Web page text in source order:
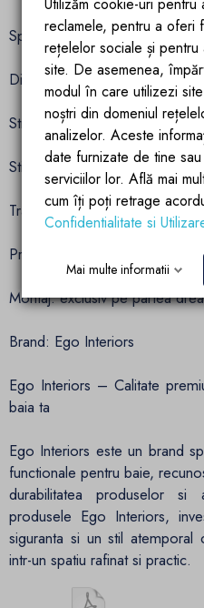
Specificatii tehnice:
Dimensiuni: 1300 x 1400 mm
Structura: 3 panouri pliabile,
Sticla: securizata ESG,
Tratament suprafata: Nano
Profile: aluminiu cromat,
Montaj: exclusiv pe partea
Brand: Ego Interiors
Ego Interiors – Calitate
baia ta
Ego Interiors este un brand
functionale pentru baie,
durabilitatea produselor si
produsele Ego Interiors,
siguranta si un stil atemporal
intr-un spatiu rafinat si practic.
reclamele, pentru a oferi
rețelelor sociale și
site. De asemenea,
modul în care utilizezi
noștri din domeniul
analizelor. Aceste
date furnizate de tine
serviciilor lor. Află mai
cum îți poți retrage
Confidentialitate si
Mai multe informatii